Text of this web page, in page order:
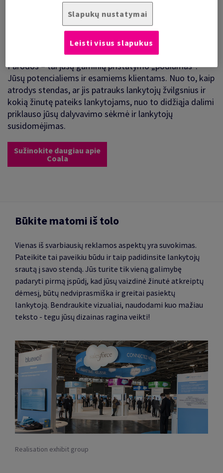
Išreikškite savo stilių individualiu
Parodos – tai jūsų gaminių pristatymo „podiumas“.
Jūsų potencialiems ir esamiems klientams. Nuo to, kaip
atrodys stendas, ar jis patrauks lankytojų žvilgsnius ir
kokią žinutę pateiks lankytojams, nuo to didžiąja dalimi
priklauso jūsų dalyvavimo sėkmė ir lankytojų
susidomėjimas.
Sužinokite daugiau apie
Coala
Būkite matomi iš tolo
Vienas iš svarbiausių reklamos aspektų yra suvokimas.
Pateikite tai paveikiu būdu ir taip padidinsite lankytojų
srautą į savo stendą. Jūs turite tik vieną galimybę
padaryti pirmą įspūdį, kad jūsų vaizdinė žinutė atkreiptų
dėmesį, būtų nedviprasmiška ir greitai pasiektų
lankytoją. Bendraukite vizualiai, naudodami kuo mažiau
teksto - tegu jūsų dizainas ragina veikti!
Realisation exhibit group
Slapukų nustatymai
Leisti visus slapukus